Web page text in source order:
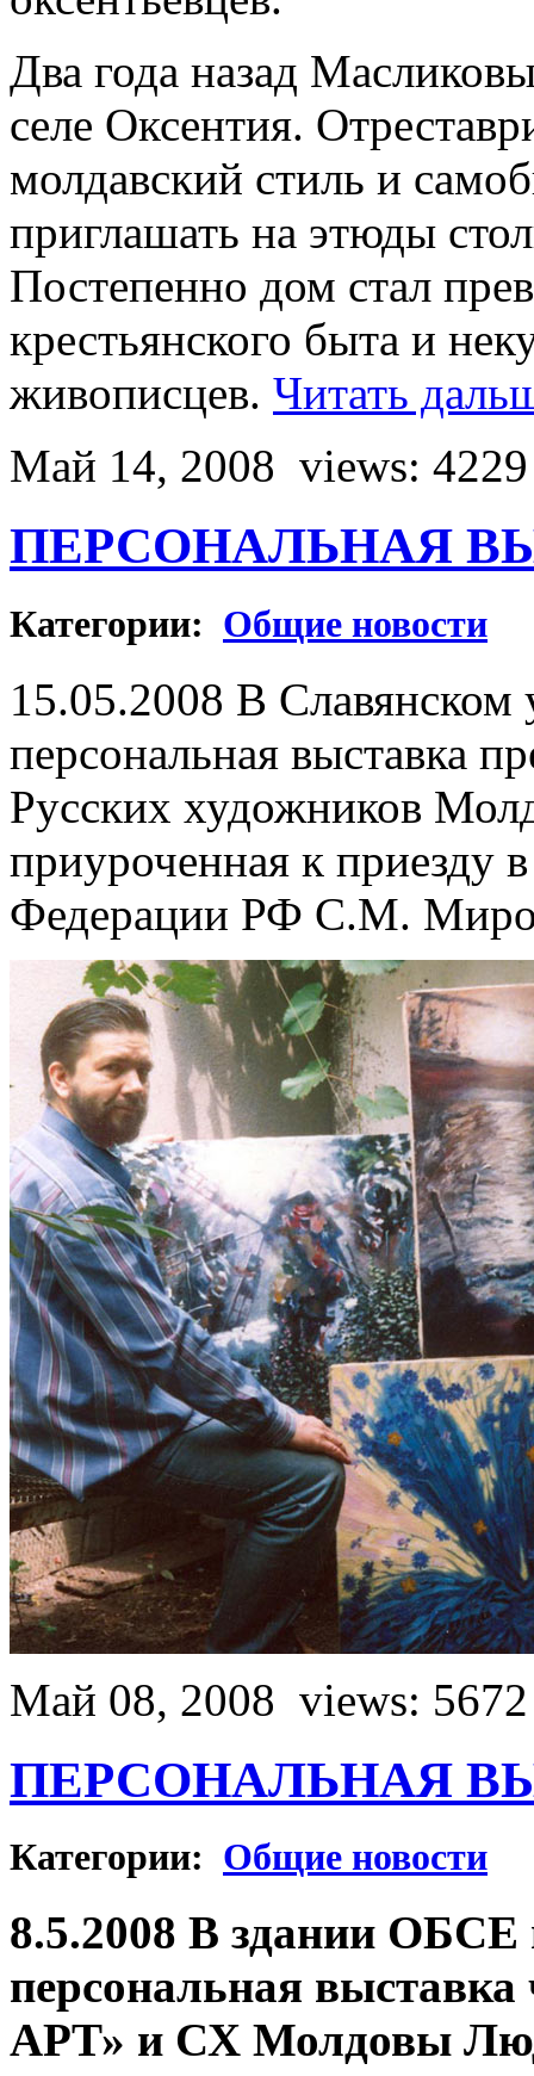
Два года назад
селе Оксентия.
молдавский стиль и
приглашать на этюды
Постепенно дом стал
крестьянского быта и
живописцев. Читать
Май 14, 2008 views: 4229
ПЕРСОНАЛЬНАЯ
Категории: Общие новости
15.05.2008 В Славянском
персональная выставка
Русских художников
приуроченная к приезду
Федерации РФ С.М.
Май 08, 2008 views: 5672
ПЕРСОНАЛЬНАЯ
Категории: Общие новости
8.5.2008 В здании
персональная
АРТ» и СХ Молдовы